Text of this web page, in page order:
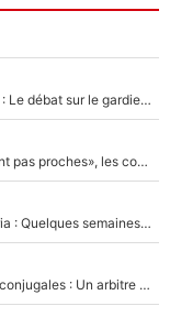
«Admets que tu t'es trompé sur Lucas Chevalier !» : Le débat sur le gardien du PSG vire au clash à l'After Foot
Zinédine Zidane et Didier Deschamps : «Ils n’étaient pas proches», les confidences d’un membre de l’équipe de France 1998 sur leur relation spéciale
Medhi Benatia s'est «senti trahi» par Pablo Longoria : Quelques semaines après son départ, l'ancien directeur de football de l'OM règle ses comptes
Des terrains de Ligue 1 au tribunal pour violences conjugales : Un arbitre français encourt une peine de 18 mois de prison !